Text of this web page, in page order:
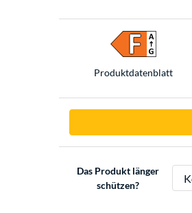
Produkt­datenblatt
Das Produkt länger
schützen?